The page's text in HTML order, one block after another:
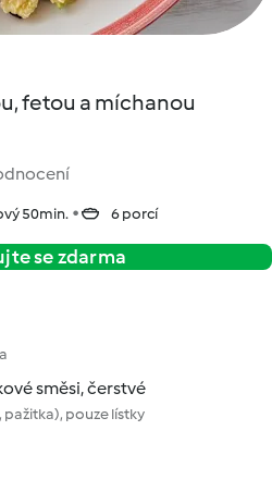
fetou a míchanou
50min. 6 porcí
se zdarma
směsi, čerstvé
pažitka), pouze lístky